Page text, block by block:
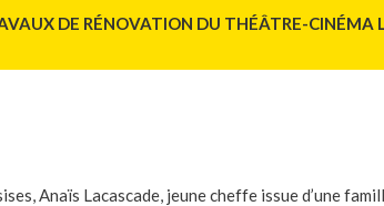
DE RÉNOVATION DU THÉÂTRE-CINÉMA
Anaïs Lacascade, jeune cheffe issue d’une